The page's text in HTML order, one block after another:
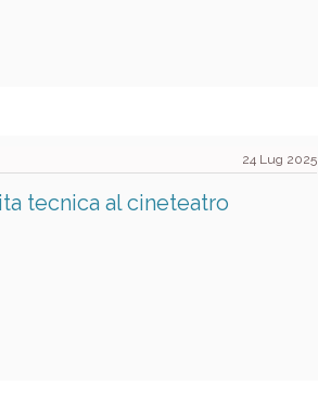
24 Lug 2025
tecnica al cineteatro